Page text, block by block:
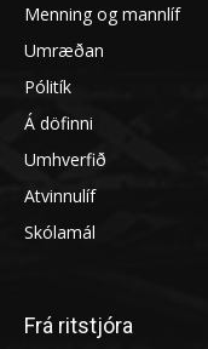
Menning og mannlíf
Umræðan
Pólitík
Á döfinni
Umhverfið
Atvinnulíf
Skólamál
Frá ritstjóra